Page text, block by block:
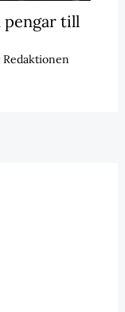
pengar till
Redaktionen